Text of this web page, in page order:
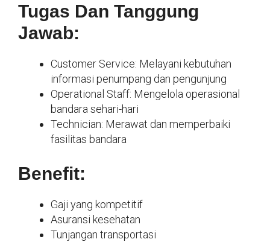
Tugas Dan Tanggung
Jawab:
Customer Service: Melayani kebutuhan
informasi penumpang dan pengunjung
Operational Staff: Mengelola operasional
bandara sehari-hari
Technician: Merawat dan memperbaiki
fasilitas bandara
Benefit:
Gaji yang kompetitif
Asuransi kesehatan
Tunjangan transportasi